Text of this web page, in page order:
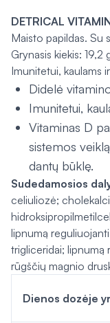
DETRICAL
Maisto papildas. Su
Grynasis kiekis: 19,2
Imunitetui, kaulams
Didelė
Imunitetui,
Vitaminas D
sistemos
dantų būklę.
Sudedamosios
celiuliozė;
lipnumą
trigliceridai;
rūgščių magnio
Dienos dozėje